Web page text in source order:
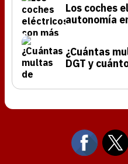
Los coches
autonomía
¿Cuántas
DGT y